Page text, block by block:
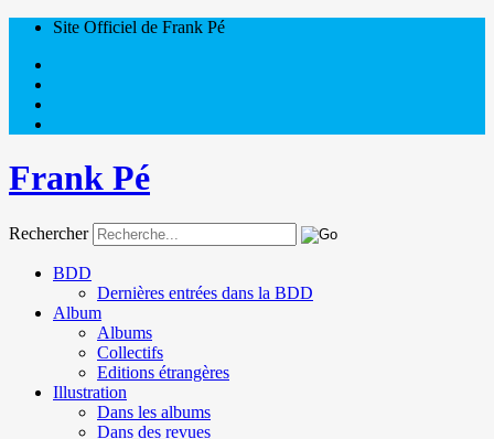
Site Officiel de Frank Pé
Frank Pé
Rechercher
BDD
Dernières entrées dans la BDD
Album
Albums
Collectifs
Editions étrangères
Illustration
Dans les albums
Dans des revues